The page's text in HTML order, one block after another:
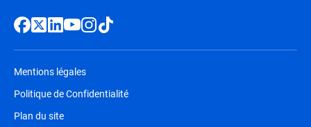
Mentions légales
Politique de Confidentialité
Plan du site